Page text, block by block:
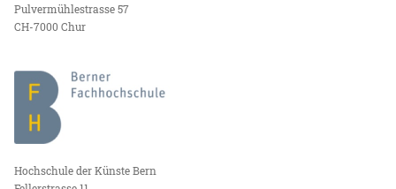
Pulvermühlestrasse 57
CH-7000 Chur
Hochschule der Künste Bern